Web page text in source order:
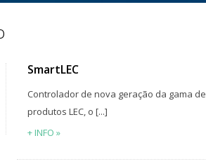
SmartLEC
Controlador de nova geração da gama de
produtos LEC, o [...]
+ INFO »